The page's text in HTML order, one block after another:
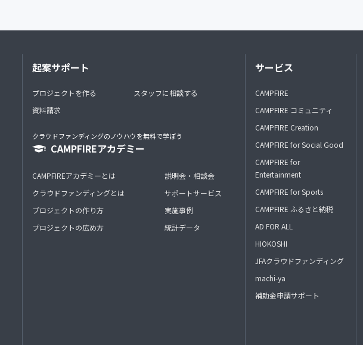
起案サポート
プロジェクトを作る
資料請求
スタッフに相談する
クラウドファンディングのノウハウを無料で学ぼう
CAMPFIREアカデミー
CAMPFIREアカデミーとは
クラウドファンディングとは
プロジェクトの作り方
プロジェクトの広め方
説明会・相談会
サポートサービス
実施事例
統計データ
サービス
CAMPFIRE
CAMPFIRE コミュニティ
CAMPFIRE Creation
CAMPFIRE for Social Good
CAMPFIRE for
Entertainment
CAMPFIRE for Sports
CAMPFIRE ふるさと納税
AD FOR ALL
HIOKOSHI
JFAクラウドファンディング
machi-ya
補助金申請サポート